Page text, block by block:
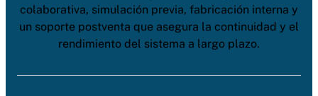
colaborativa, simulación previa, fabricación interna y
un soporte postventa que asegura la continuidad y el
rendimiento del sistema a largo plazo.